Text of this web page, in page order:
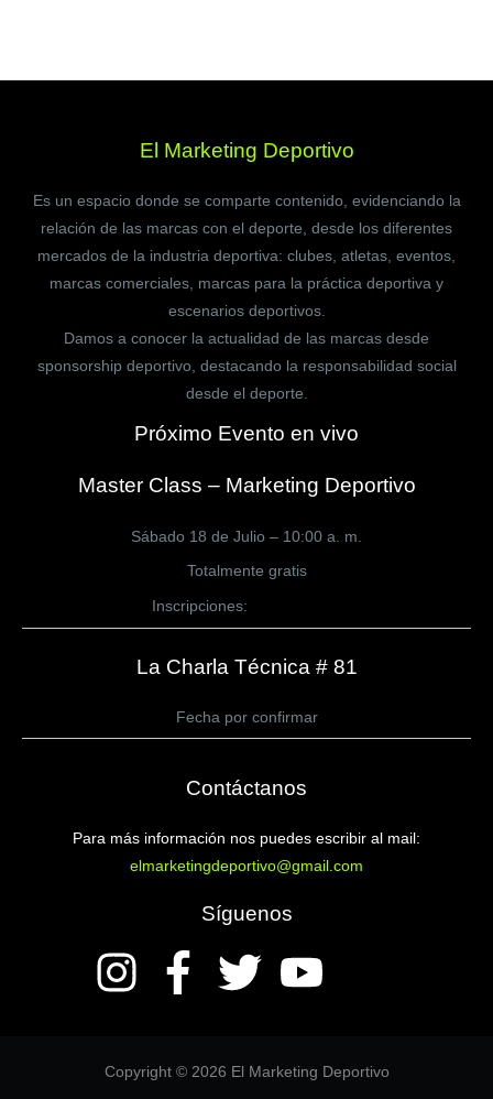
El Marketing Deportivo
Es un espacio donde se comparte contenido, evidenciando la
relación de las marcas con el deporte, desde los diferentes
mercados de la industria deportiva: clubes, atletas, eventos,
marcas comerciales, marcas para la práctica deportiva y
escenarios deportivos.
Damos a conocer la actualidad de las marcas desde
sponsorship deportivo, destacando la responsabilidad social
desde el deporte.
Próximo Evento en vivo
Master Class – Marketing Deportivo
Sábado 18 de Julio – 10:00 a. m.
Totalmente gratis
Inscripciones:
La Charla Técnica # 81
Fecha por confirmar
Contáctanos
Para más información nos puedes escribir al mail:
elmarketingdeportivo@gmail.com
Síguenos
Copyright © 2026 El Marketing Deportivo